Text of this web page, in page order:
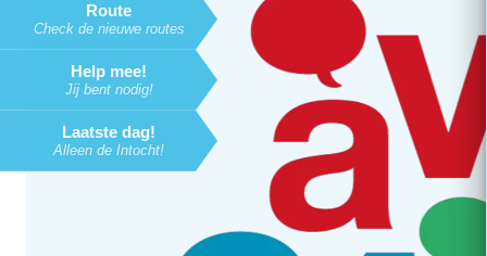
Route
Check de nieuwe routes
Help mee!
Jij bent nodig!
Laatste dag!
Alleen de Intocht!